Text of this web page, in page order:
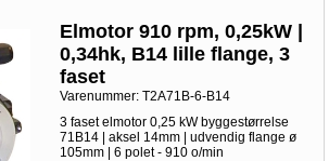
Elmotor 910 rpm, 0,25kW |
0,34hk, B14 lille flange, 3
faset
Varenummer:T2A71B-6-B14
3 faset elmotor 0,25 kW byggestørrelse
71B14 | aksel 14mm | udvendig flange ø
105mm | 6 polet - 910 o/min